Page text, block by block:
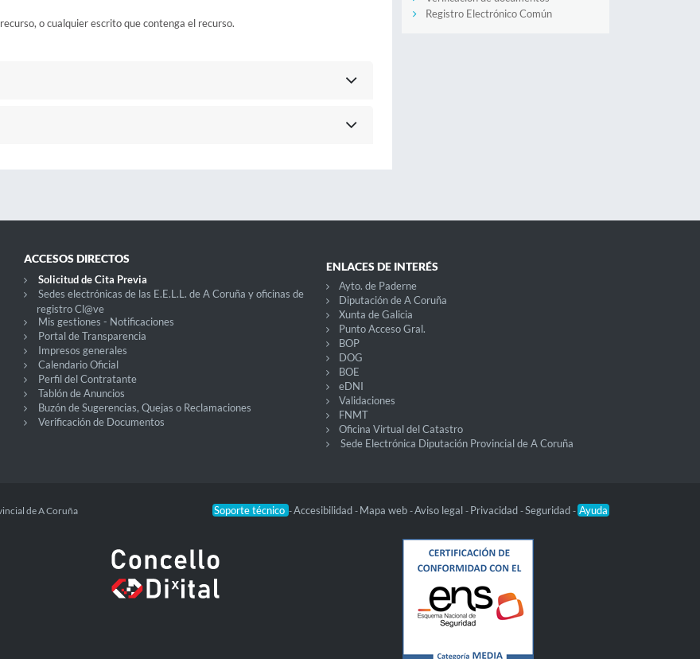
o cualquier escrito que contenga el recurso.
Registro Electrónico Común
ACCESOS DIRECTOS
Solicitud de Cita Previa
Sedes electrónicas de las E.E.L.L. de A Coruña y oficinas de
registro Cl@ve
Mis gestiones - Notificaciones
Portal de Transparencia
Impresos generales
Calendario Oficial
Perfil del Contratante
Tablón de Anuncios
Buzón de Sugerencias, Quejas o Reclamaciones
Verificación de Documentos
ENLACES DE INTERÉS
Ayto. de Paderne
Diputación de A Coruña
Xunta de Galicia
Punto Acceso Gral.
BOP
DOG
BOE
eDNI
Validaciones
FNMT
Oficina Virtual del Catastro
Sede Electrónica Diputación Provincial de A Coruña
Soporte técnico -Accesibilidad - Mapa web -Aviso legal - Privacidad -Seguridad - Ayuda
de A Coruña